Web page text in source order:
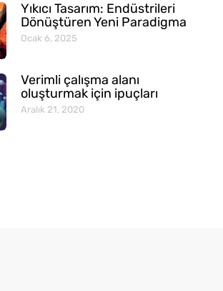
Yıkıcı Tasarım: Endüstrileri
Dönüştüren Yeni Paradigma
Ocak 6, 2025
Verimli çalışma alanı
oluşturmak için ipuçları
Aralık 21, 2020